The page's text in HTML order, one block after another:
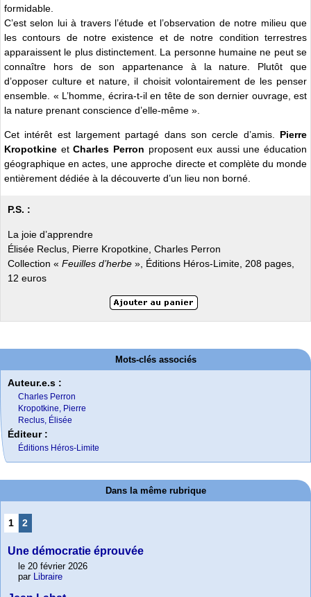
formidable.
C’est selon lui à travers l’étude et l’observation de notre milieu que
les contours de notre existence et de notre condition terrestres
apparaissent le plus distinctement. La personne humaine ne peut se
connaître hors de son appartenance à la nature. Plutôt que
d’opposer culture et nature, il choisit volontairement de les penser
ensemble. « L’homme, écrira-t-il en tête de son dernier ouvrage, est
la nature prenant conscience d’elle-même ».
Cet intérêt est largement partagé dans son cercle d’amis. Pierre
Kropotkine etCharles Perron proposent eux aussi une éducation
géographique en actes, une approche directe et complète du monde
entièrement dédiée à la découverte d’un lieu non borné.
P.S. :
La joie d’apprendre
Élisée Reclus, Pierre Kropotkine, Charles Perron
Collection « Feuilles d’herbe », Éditions Héros-Limite, 208 pages,
12 euros
Mots-clés associés
Auteur.e.s :
Charles Perron
Kropotkine, Pierre
Reclus, Élisée
Éditeur :
Éditions Héros-Limite
Dans la même rubrique
1 2
Une démocratie éprouvée
le 20 février 2026
par Libraire